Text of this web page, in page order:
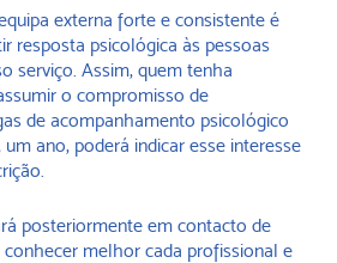
externa forte e consistente é
resposta psicológica às pessoas
serviço. Assim, quem tenha
o compromisso de
de acompanhamento psicológico
ano, poderá indicar esse interesse
posteriormente em contacto de
melhor cada profissional e